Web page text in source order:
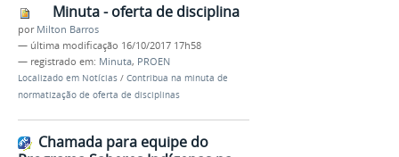
Minuta - oferta de disciplina
por Milton Barros
— última modificação 16/10/2017 17h58
— registrado em: Minuta, PROEN
Localizado em Notícias / Contribua na minuta de
normatização de oferta de disciplinas
Chamada para equipe do